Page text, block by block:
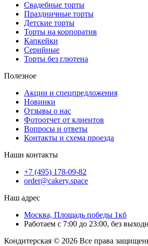
Свадебные торты
Праздничные торты
Детские торты
Торты на корпоратив
Капкейки
Серийные
Торты без глютена
Полезное
Акции и спецпредложения
Новинки
Отзывы о нас
Фотоотчет от клиентов
Вопросы и ответы
Контакты и схема проезда
Наши контакты
+7 (495) 178-09-82
order@cakery.space
Наш адрес
Москва, Площадь победы 1кб
Работаем с 7:00 до 23:00, без
Кондитерская © 2026 Все права